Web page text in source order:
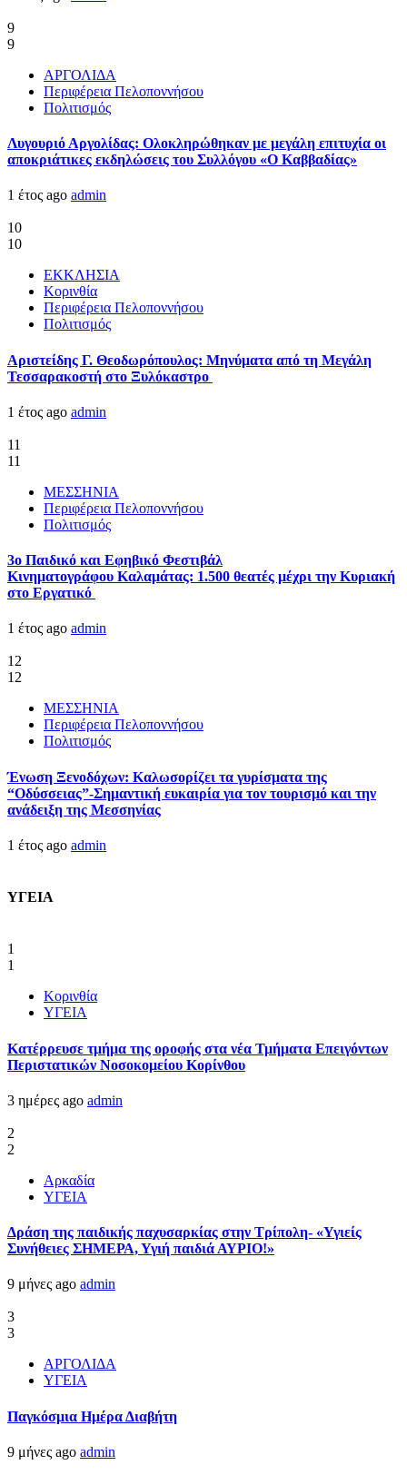
9
9
ΑΡΓΟΛΙΔΑ
Περιφέρεια Πελοποννήσου
Πολιτισμός
Λυγουριό Αργολίδας: Ολοκληρώθηκαν με μεγάλη επιτυχία οι
αποκριάτικες εκδηλώσεις του Συλλόγου «Ο Καββαδίας»
1 έτος ago admin
10
10
ΕΚΚΛΗΣΙΑ
Κορινθία
Περιφέρεια Πελοποννήσου
Πολιτισμός
Αριστείδης Γ. Θεοδωρόπουλος: Μηνύματα από τη Μεγάλη
Τεσσαρακοστή στο Ξυλόκαστρο
1 έτος ago admin
11
11
ΜΕΣΣΗΝΙΑ
Περιφέρεια Πελοποννήσου
Πολιτισμός
3ο Παιδικό και Εφηβικό Φεστιβάλ
Κινηματογράφου Καλαμάτας: 1.500 θεατές μέχρι την Κυριακή
στο Εργατικό
1 έτος ago admin
12
12
ΜΕΣΣΗΝΙΑ
Περιφέρεια Πελοποννήσου
Πολιτισμός
Ένωση Ξενοδόχων: Καλωσορίζει τα γυρίσματα της
“Οδύσσειας”-Σημαντική ευκαιρία για τον τουρισμό και την
ανάδειξη της Μεσσηνίας
1 έτος ago admin
ΥΓΕΙΑ
1
1
Κορινθία
ΥΓΕΙΑ
Kατέρρευσε τμήμα της οροφής στα νέα Τμήματα Επειγόντων
Περιστατικών Νοσοκομείου Κορίνθου
3 ημέρες ago admin
2
2
Αρκαδία
ΥΓΕΙΑ
Δράση της παιδικής παχυσαρκίας στην Τρίπολη- «Υγιείς
Συνήθειες ΣΗΜΕΡΑ, Υγιή παιδιά ΑΥΡΙΟ!»
9 μήνες ago admin
3
3
ΑΡΓΟΛΙΔΑ
ΥΓΕΙΑ
Παγκόσμια Ημέρα Διαβήτη
9 μήνες ago admin